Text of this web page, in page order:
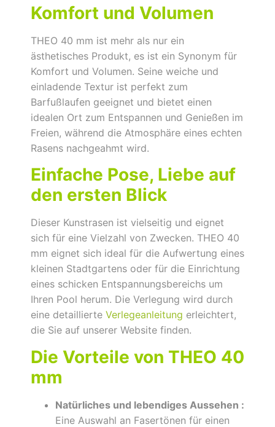
Komfort und Volumen
THEO 40 mm ist mehr als nur ein
ästhetisches Produkt, es ist ein Synonym für
Komfort und Volumen. Seine weiche und
einladende Textur ist perfekt zum
Barfußlaufen geeignet und bietet einen
idealen Ort zum Entspannen und Genießen im
Freien, während die Atmosphäre eines echten
Rasens nachgeahmt wird.
Einfache Pose, Liebe auf
den ersten Blick
Dieser Kunstrasen ist vielseitig und eignet
sich für eine Vielzahl von Zwecken. THEO 40
mm eignet sich ideal für die Aufwertung eines
kleinen Stadtgartens oder für die Einrichtung
eines schicken Entspannungsbereichs um
Ihren Pool herum. Die Verlegung wird durch
eine detaillierte Verlegeanleitung erleichtert,
die Sie auf unserer Website finden.
Die Vorteile von THEO 40
mm
Natürliches und lebendiges Aussehen :
Eine Auswahl an Fasertönen für einen